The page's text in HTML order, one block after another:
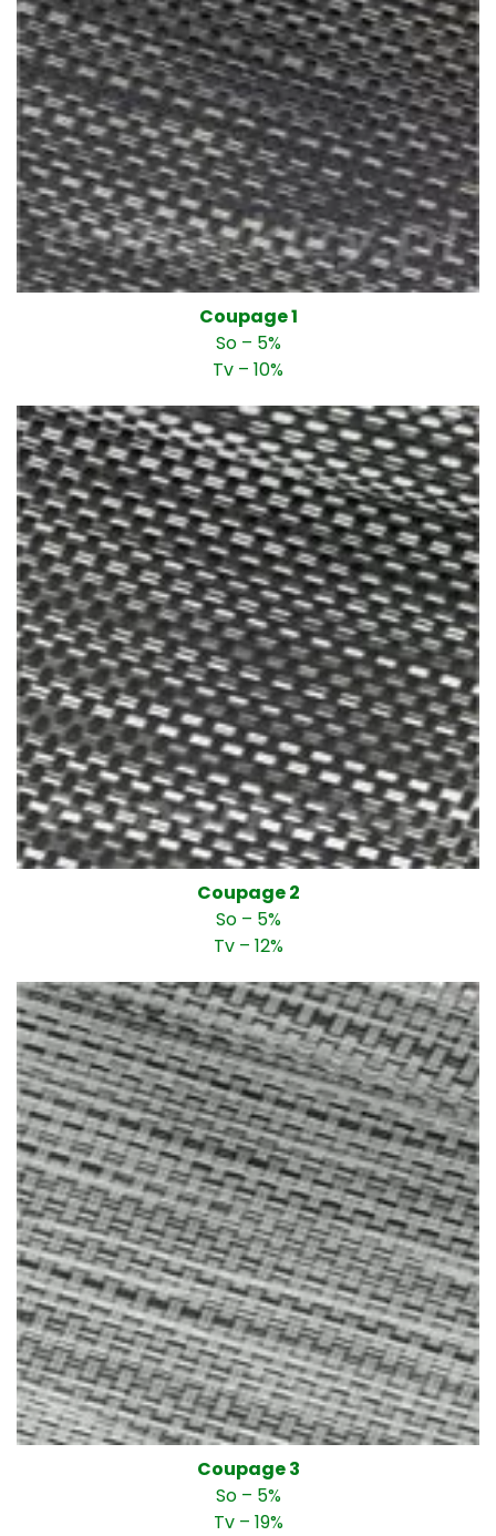
Coupage 1
So – 5%
Tv – 10%
Coupage 2
So – 5%
Tv – 12%
Coupage 3
So – 5%
Tv – 19%